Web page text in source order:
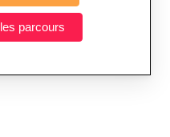
Rechercher les parcours